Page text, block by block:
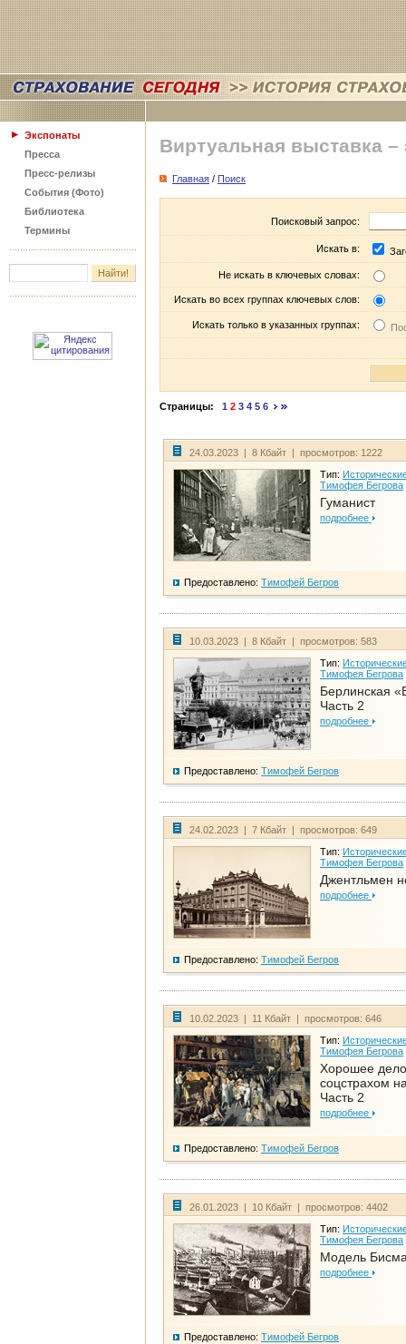
Экспонаты
Пресса
Пресс-релизы
События (Фото)
Библиотека
Термины
Виртуальная выставка –
Главная / Поиск
Поисковый запрос:
Искать в:
Не искать в ключевых словах:
Искать во всех группах ключевых слов:
Искать только в указанных группах:
Страницы: 1 2 3 4 5 6
24.03.2023 | 8 Кбайт | просмотров: 1222
Тип:
Тимофея Бегрова
Гуманист
подробнее
Предоставлено: Тимофей Бегров
10.03.2023 | 8 Кбайт | просмотров: 583
Тип:
Тимофея Бегрова
Берлинская
Часть 2
подробнее
Предоставлено: Тимофей Бегров
24.02.2023 | 7 Кбайт | просмотров: 649
Тип:
Тимофея Бегрова
Джентльмен
подробнее
Предоставлено: Тимофей Бегров
10.02.2023 | 11 Кбайт | просмотров: 646
Тип:
Тимофея Бегрова
Хорошее дело
соцстрахом
Часть 2
подробнее
Предоставлено: Тимофей Бегров
26.01.2023 | 10 Кбайт | просмотров: 4402
Тип:
Тимофея Бегрова
Модель
подробнее
Предоставлено: Тимофей Бегров